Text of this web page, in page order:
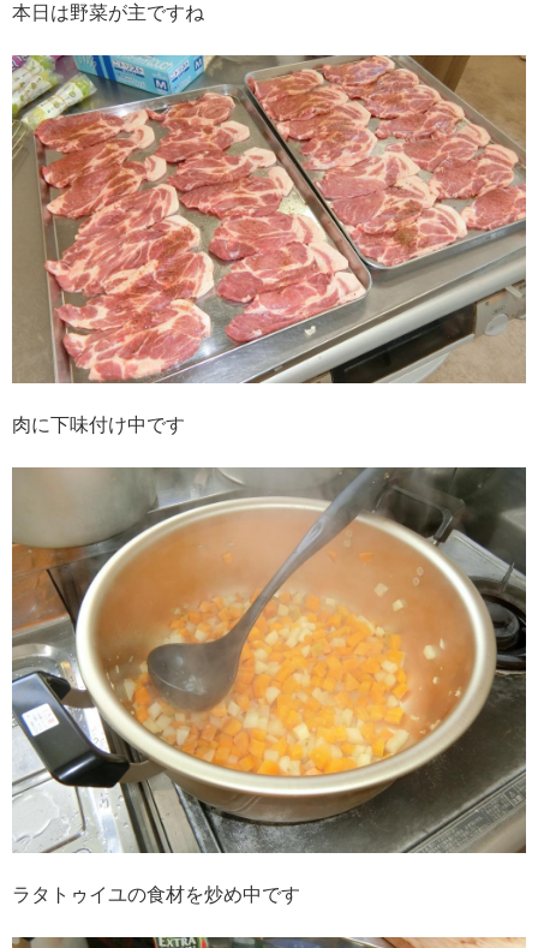
本日は野菜が主ですね
肉に下味付け中です
ラタトゥイユの食材を炒め中です